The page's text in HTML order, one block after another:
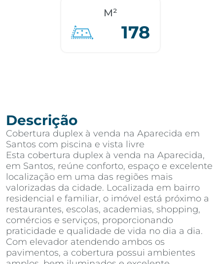
M²
178
Descrição
Cobertura duplex à venda na Aparecida em
Santos com piscina e vista livre
Esta cobertura duplex à venda na Aparecida,
em Santos, reúne conforto, espaço e excelente
localização em uma das regiões mais
valorizadas da cidade. Localizada em bairro
residencial e familiar, o imóvel está próximo a
restaurantes, escolas, academias, shopping,
comércios e serviços, proporcionando
praticidade e qualidade de vida no dia a dia.
Com elevador atendendo ambos os
pavimentos, a cobertura possui ambientes